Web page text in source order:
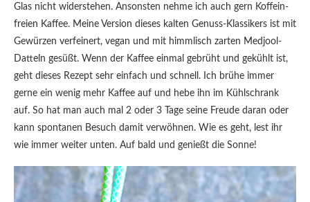
Glas nicht widerstehen. Ansonsten nehme ich auch gern Koffein-
freien Kaffee. Meine Version dieses kalten Genuss-Klassikers ist mit
Gewürzen verfeinert, vegan und mit himmlisch zarten Medjool-
Datteln gesüßt. Wenn der Kaffee einmal gebrüht und gekühlt ist,
geht dieses Rezept sehr einfach und schnell. Ich brühe immer
gerne ein wenig mehr Kaffee auf und hebe ihn im Kühlschrank
auf. So hat man auch mal 2 oder 3 Tage seine Freude daran oder
kann spontanen Besuch damit verwöhnen. Wie es geht, lest ihr
wie immer weiter unten. Auf bald und genießt die Sonne!